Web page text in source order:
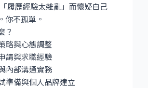
履歷經驗太雜亂」而懷疑自己
你不孤單。
？
略與心態調整
請與求職經驗
內部溝通實務
準備與個人品牌建立